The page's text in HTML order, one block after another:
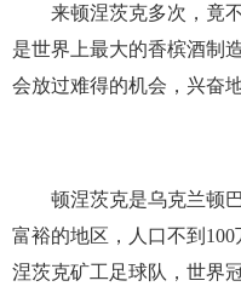
来顿涅茨克多次，竟不
是世界上最大的香槟酒制
会放过难得的机会，兴奋
顿涅茨克是乌克兰顿巴
富裕的地区，人口不到
涅茨克矿工足球队，世界